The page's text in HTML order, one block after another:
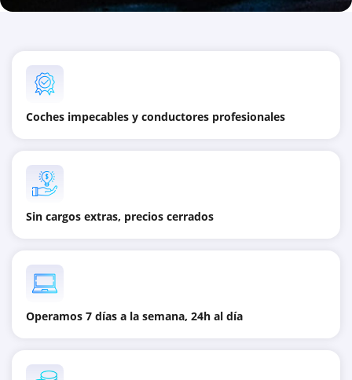
Coches impecables y conductores profesionales
Sin cargos extras, precios cerrados
Operamos 7 días a la semana, 24h al día